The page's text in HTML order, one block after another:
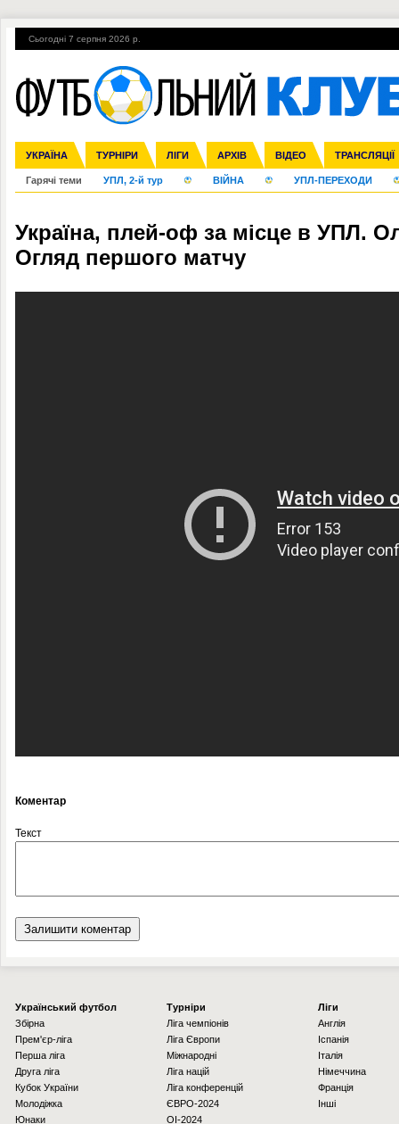
Сьогодні 7 серпня 2026 р.
УКРАЇНА ТУРНІРИ ЛІГИ АРХІВ ВІДЕО ТРАНСЛЯЦІЇ
Збірна Прем'єр-ліга Перша ліга Друга ліга Кубок України
Ліга чемпіонів Ліга Європи Міжнародні Ліга націй Ліга
Англія Іспанія Італія Німеччина Франція Інші
ЧС-2014 ЄВРО-2016 Росія Кубок конфедерацій ЧЄ-2015 (U-
Гарячі теми УПЛ, 2-й тур ВІЙНА УПЛ-ПЕРЕХОДИ
Україна, плей-оф за місце в УПЛ.
Огляд першого матчу
Коментар
Текст
Українcький футбол
Збірна
Прем'єр-ліга
Перша ліга
Друга ліга
Кубок України
Молодіжка
Юнаки
Турніри
Ліга чемпіонів
Ліга Європи
Міжнародні
Ліга націй
Ліга конференцій
ЄВРО-2024
OI-2024
Ліги
Англія
Іспанія
Італія
Німеччина
Франція
Інші